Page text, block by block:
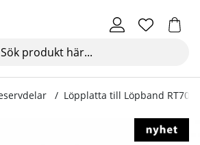
Löpplatta till Löpband RT700
till Löpband RT700 / RT700H